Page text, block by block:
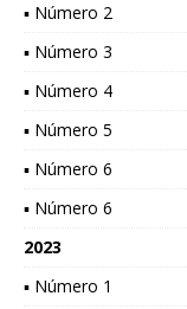
▪ Número 2
▪ Número 3
▪ Número 4
▪ Número 5
▪ Número 6
▪ Número 6
2023
▪ Número 1